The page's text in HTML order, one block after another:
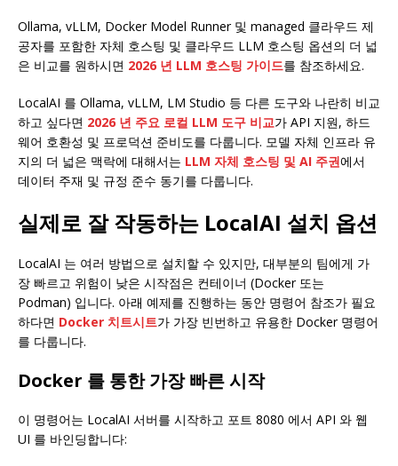
Ollama, vLLM, Docker Model Runner 및 managed 클라우드 제
공자를 포함한 자체 호스팅 및 클라우드 LLM 호스팅 옵션의 더 넓
은 비교를 원하시면 2026 년 LLM 호스팅 가이드를 참조하세요.
LocalAI 를 Ollama, vLLM, LM Studio 등 다른 도구와 나란히 비교
하고 싶다면 2026 년 주요 로컬 LLM 도구 비교가 API 지원, 하드
웨어 호환성 및 프로덕션 준비도를 다룹니다. 모델 자체 인프라 유
지의 더 넓은 맥락에 대해서는 LLM 자체 호스팅 및 AI 주권에서
데이터 주재 및 규정 준수 동기를 다룹니다.
실제로 잘 작동하는 LocalAI 설치 옵션
LocalAI 는 여러 방법으로 설치할 수 있지만, 대부분의 팀에게 가
장 빠르고 위험이 낮은 시작점은 컨테이너 (Docker 또는
Podman) 입니다. 아래 예제를 진행하는 동안 명령어 참조가 필요
하다면 Docker 치트시트가 가장 빈번하고 유용한 Docker 명령어
를 다룹니다.
Docker 를 통한 가장 빠른 시작
이 명령어는 LocalAI 서버를 시작하고 포트 8080 에서 API 와 웹
UI 를 바인딩합니다: